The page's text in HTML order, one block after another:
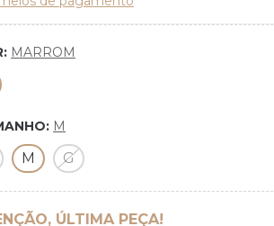
MARROM
M
M G
ÚLTIMA PEÇA!